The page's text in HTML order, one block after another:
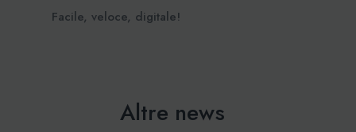
Facile, veloce, digitale!
Altre news